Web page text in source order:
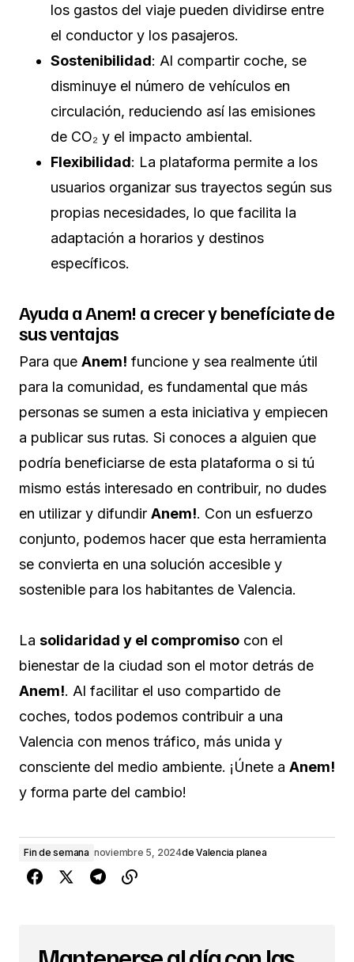
los gastos del viaje pueden dividirse entre
el conductor y los pasajeros.
Sostenibilidad: Al compartir coche, se
disminuye el número de vehículos en
circulación, reduciendo así las emisiones
de CO₂ y el impacto ambiental.
Flexibilidad: La plataforma permite a los
usuarios organizar sus trayectos según sus
propias necesidades, lo que facilita la
adaptación a horarios y destinos
específicos.
Ayuda a Anem! a crecer y benefíciate de
sus ventajas
Para que Anem! funcione y sea realmente útil
para la comunidad, es fundamental que más
personas se sumen a esta iniciativa y empiecen
a publicar sus rutas. Si conoces a alguien que
podría beneficiarse de esta plataforma o si tú
mismo estás interesado en contribuir, no dudes
en utilizar y difundir Anem!. Con un esfuerzo
conjunto, podemos hacer que esta herramienta
se convierta en una solución accesible y
sostenible para los habitantes de Valencia.
La solidaridad y el compromiso con el
bienestar de la ciudad son el motor detrás de
Anem!. Al facilitar el uso compartido de
coches, todos podemos contribuir a una
Valencia con menos tráfico, más unida y
consciente del medio ambiente. ¡Únete a Anem!
y forma parte del cambio!
Fin de semana noviembre 5, 2024de Valencia planea